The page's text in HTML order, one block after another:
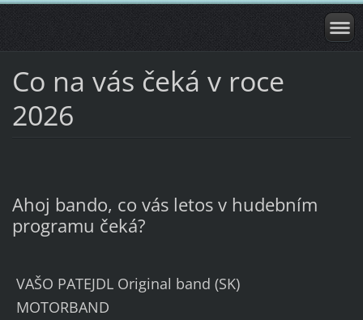
Co na vás čeká v roce
2026
Ahoj bando, co vás letos v hudebním
programu čeká?
VAŠO PATEJDL Original band (SK)
MOTORBAND